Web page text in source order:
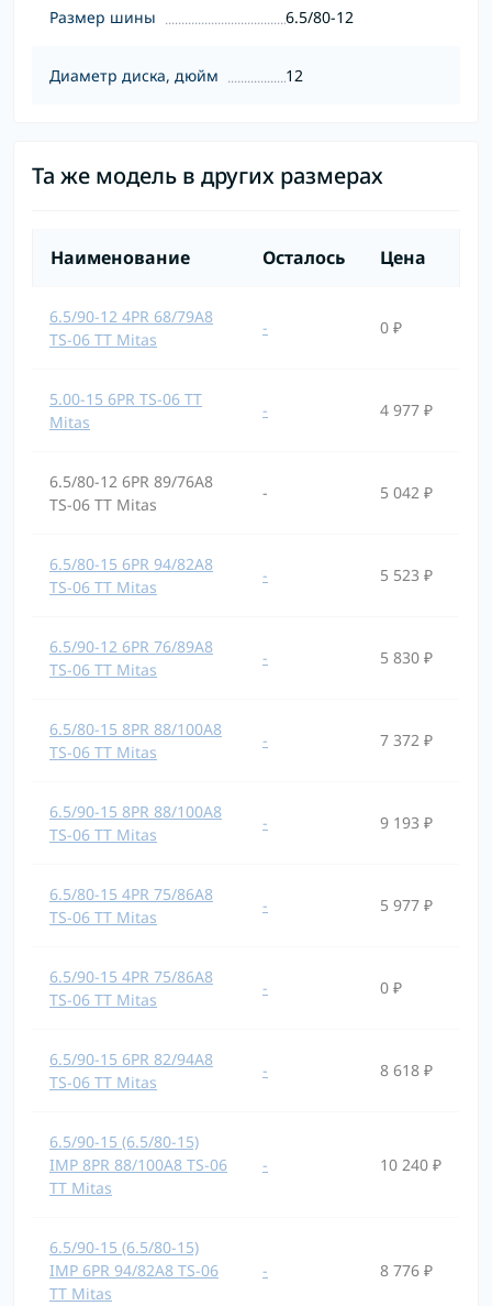
Размер шины
6.5/80-12
Диаметр диска, дюйм 12
Та же модель в других размерах
Наименование Осталось Цена
6.5/90-12 4PR 68/79A8
TS-06 TT Mitas
- 0 ₽
5.00-15 6PR TS-06 TT
Mitas
- 4 977 ₽
6.5/80-12 6PR 89/76A8
TS-06 TT Mitas
- 5 042 ₽
6.5/80-15 6PR 94/82A8
TS-06 TT Mitas
- 5 523 ₽
6.5/90-12 6PR 76/89A8
TS-06 TT Mitas
- 5 830 ₽
6.5/80-15 8PR 88/100A8
TS-06 TT Mitas
- 7 372 ₽
6.5/90-15 8PR 88/100A8
TS-06 TT Mitas
- 9 193 ₽
6.5/80-15 4PR 75/86A8
TS-06 TT Mitas
- 5 977 ₽
6.5/90-15 4PR 75/86A8
TS-06 TT Mitas
- 0 ₽
6.5/90-15 6PR 82/94A8
TS-06 TT Mitas
- 8 618 ₽
6.5/90-15 (6.5/80-15)
IMP 8PR 88/100A8 TS-06
TT Mitas
- 10 240 ₽
6.5/90-15 (6.5/80-15)
IMP 6PR 94/82A8 TS-06
TT Mitas
- 8 776 ₽